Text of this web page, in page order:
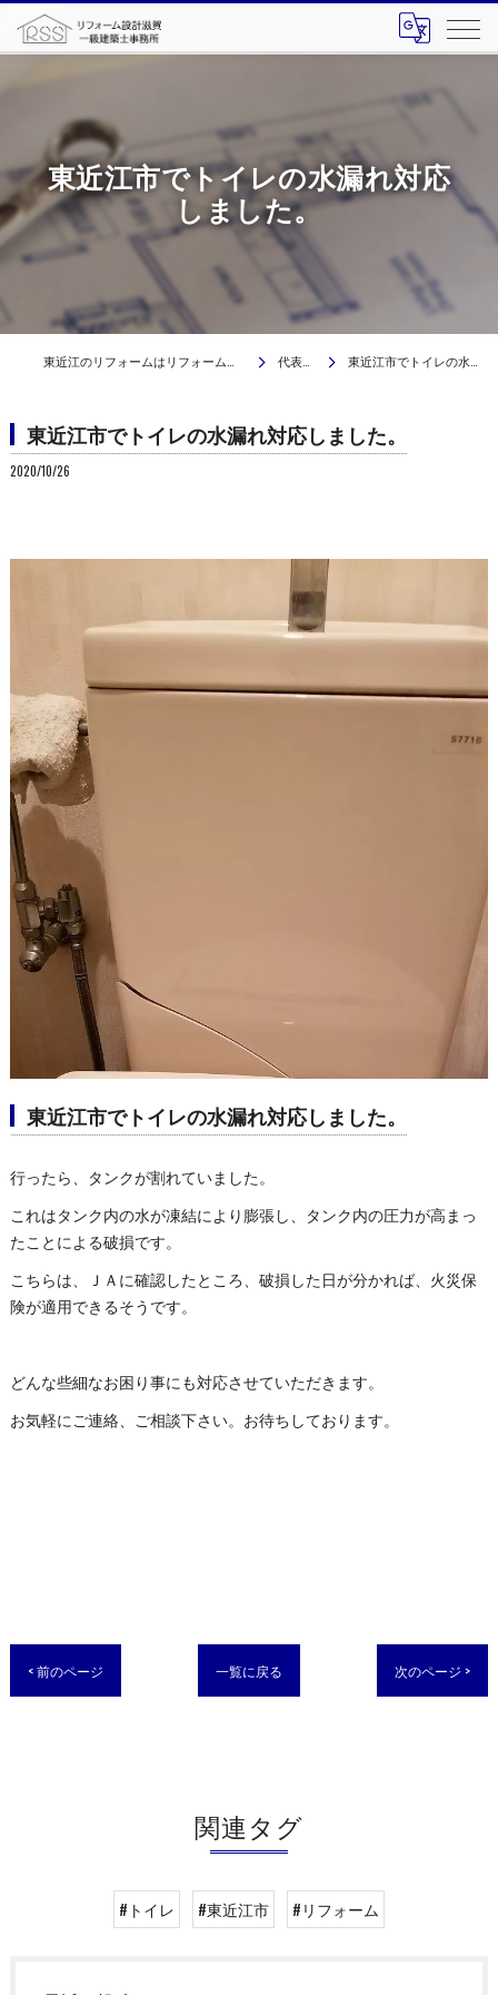
東近江市でトイレの水漏れ対応
しました。
代表ブログ 東近江市でトイレの水漏れ対応しました。
東近江市でトイレの水漏れ対応しました。
2020/10/26
東近江市でトイレの水漏れ対応しました。
行ったら、タンクが割れていました。
これはタンク内の水が凍結により膨張し、タンク内の圧力が高まっ
たことによる破損です。
こちらは、ＪＡに確認したところ、破損した日が分かれば、火災保
険が適用できるそうです。
どんな些細なお困り事にも対応させていただきます。
お気軽にご連絡、ご相談下さい。お待ちしております。
< 前のページ 一覧に戻る 次のページ >
関連タグ
#トイレ #東近江市 #リフォーム